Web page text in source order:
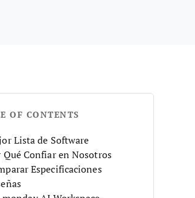
OF CONTENTS
Lista de Software
Qué Confiar en Nosotros
Especificaciones